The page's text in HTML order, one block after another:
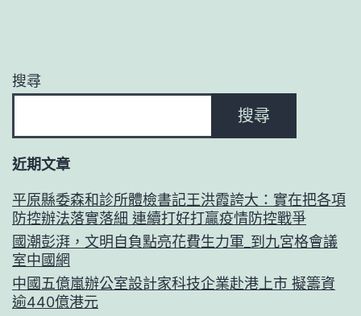
搜尋
搜尋
近期文章
平原縣委森和診所體檢書記王洪霞誇大：實在把各項
防控辦法落實落細 連續打好打贏疫情防控戰爭
國潮彭湃，文明自負點亮花費生力軍_到九宮格會議
室中國網
中國五億嵐辦公室設計家科技企業赴港上市 擬籌資
逾440億港元